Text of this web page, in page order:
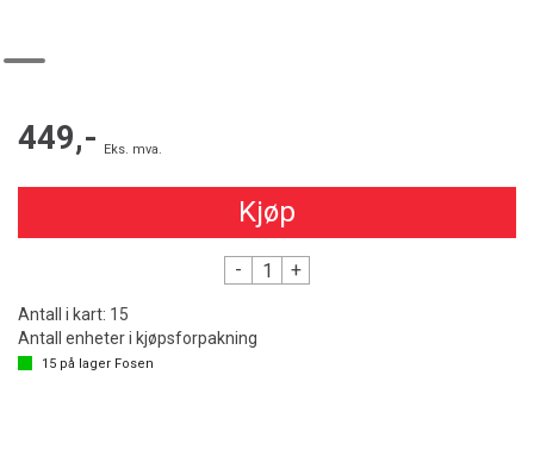
449,- Eks. mva.
Kjøp
- +
Antall i kart: 15
Antall enheter i kjøpsforpakning
15 på lager Fosen